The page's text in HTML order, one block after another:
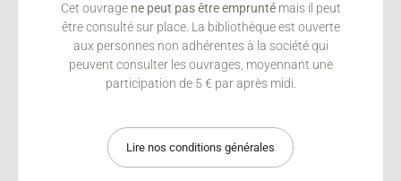
Cet ouvrage ne peut pas être empruntémais il peut
être consulté sur place. La bibliothèque est ouverte
aux personnes non adhérentes à la société qui
peuvent consulter les ouvrages, moyennant une
participation de 5 € par après midi.
Lire nos conditions générales